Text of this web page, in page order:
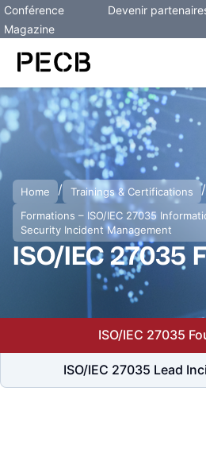
Conférence
Magazine
Devenir
Home / Trainings & Certifications /
Formations – ISO/IEC 27035
Security Incident Management
ISO/IEC 27035
ISO/IEC 27035
ISO/IEC 27035 Lead